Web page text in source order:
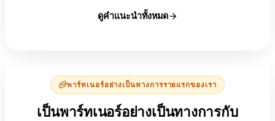
ดูคำแนะนำทั้งหมด
พาร์ทเนอร์อย่างเป็นทางการรายแรกของเรา
เป็นพาร์ทเนอร์อย่างเป็นทางการกับ